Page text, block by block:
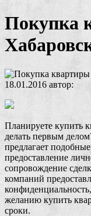
Покупка
18.01.2016автор:
Планируете купить
делать первым
предлагает
предоставление
сопровождение
компаний
желанию купить
сроки.